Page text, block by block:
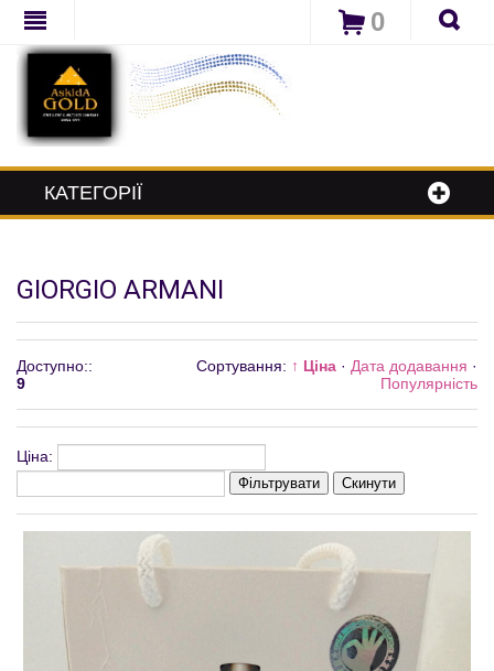
0
КАТЕГОРІЇ
GIORGIO ARMANI
Доступно::
9
Сортування: ↑ Ціна · Дата додавання ·
Популярність
Ціна:
Фільтрувати Скинути